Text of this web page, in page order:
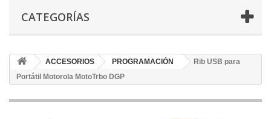
CATEGORÍAS
ACCESORIOS PROGRAMACIÓN
Rib USB para
Portátil Motorola MotoTrbo DGP